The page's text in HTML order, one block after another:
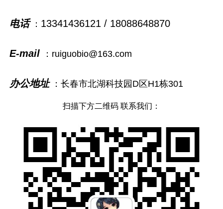
电话： 13341436121 / 18088648870
E-mail ：ruiguobio@163.com
办公地址：长春市北湖科技园D区H1栋301
扫描下方二维码 联系我们：